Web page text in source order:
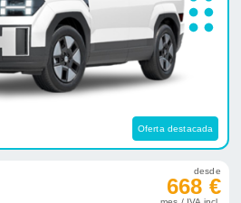
Oferta destacada
desde
668 €